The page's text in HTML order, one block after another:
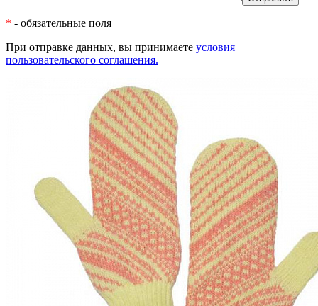
* - обязательные поля
При отправке данных, вы принимаете условия
пользовательского соглашения.